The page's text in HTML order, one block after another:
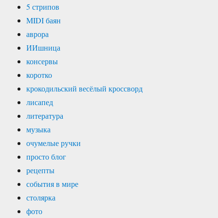
5 стрипов
MIDI баян
аврора
ИИшница
консервы
коротко
крокодильский весёлый кроссворд
лисапед
литература
музыка
очумелые ручки
просто блог
рецепты
события в мире
столярка
фото